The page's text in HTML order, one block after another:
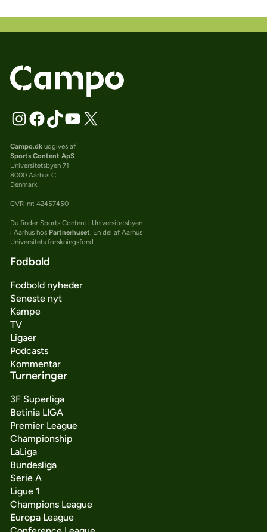
Campo.dkudgives af
Sports Content ApS
Universitetsbyen 71
8000 Aarhus C
Denmark
CVR-nr: 42457450
Du finder Sports Content i Universitetsbyen
i Aarhus hos Partnerhuset . En del af Aarhus
Universitets forskningsfond.
Fodbold
Fodbold nyheder
Seneste nyt
Kampe
TV
Ligaer
Podcasts
Kommentar
Turneringer
3F Superliga
Betinia LIGA
Premier League
Championship
LaLiga
Bundesliga
Serie A
Ligue 1
Champions League
Europa League